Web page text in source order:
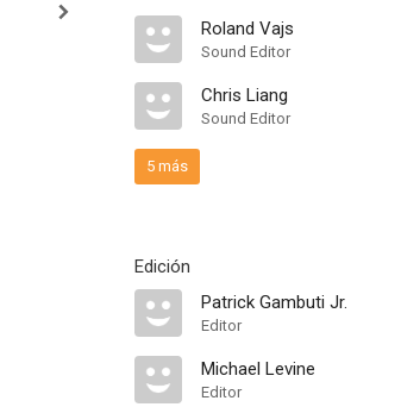
Roland Vajs
Sound Editor
Chris Liang
Sound Editor
5 más
Edición
Patrick Gambuti Jr.
Editor
Michael Levine
Editor